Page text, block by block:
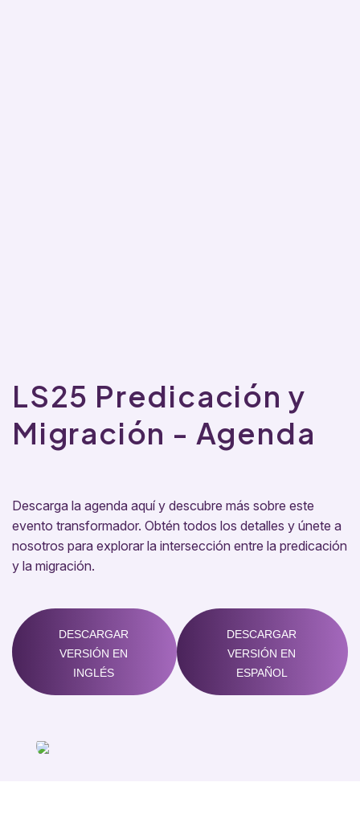
LS25 Predicación y
Migración - Agenda
Descarga la agenda aquí y descubre más sobre este
evento transformador. Obtén todos los detalles y únete a
nosotros para explorar la intersección entre la predicación
y la migración.
DESCARGAR
VERSIÓN EN
INGLÉS
DESCARGAR
VERSIÓN EN
ESPAÑOL